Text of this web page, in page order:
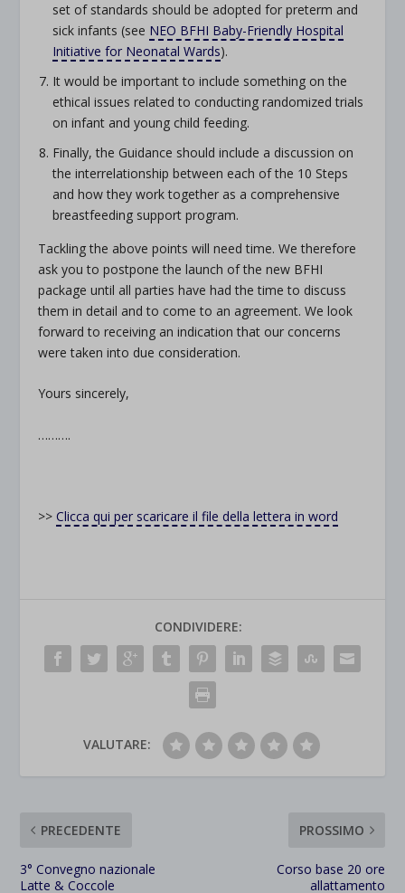
set of standards should be adopted for preterm and
sick infants (see NEO BFHI Baby-Friendly Hospital
Initiative for Neonatal Wards).
It would be important to include something on the
ethical issues related to conducting randomized trials
on infant and young child feeding.
Finally, the Guidance should include a discussion on
the interrelationship between each of the 10 Steps
and how they work together as a comprehensive
breastfeeding support program.
Tackling the above points will need time. We therefore
ask you to postpone the launch of the new BFHI
package until all parties have had the time to discuss
them in detail and to come to an agreement. We look
forward to receiving an indication that our concerns
were taken into due consideration.
Yours sincerely,
……….
>>Clicca qui per scaricare il file della lettera in word
CONDIVIDERE:
VALUTARE:
PRECEDENTE
3° Convegno nazionale
Latte & Coccole
PROSSIMO
Corso base 20 ore
allattamento